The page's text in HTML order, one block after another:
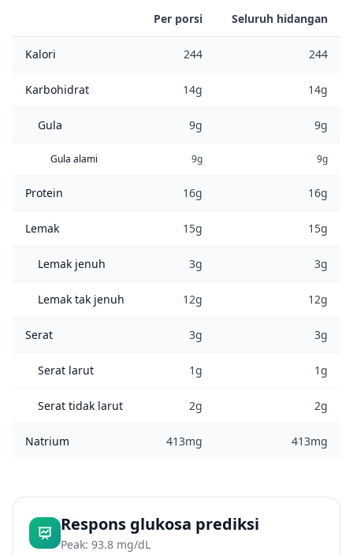
Per porsi Seluruh hidangan
Kalori 244 244
Karbohidrat 14g 14g
Gula 9g 9g
Gula alami 9g 9g
Protein 16g 16g
Lemak 15g 15g
Lemak jenuh 3g 3g
Lemak tak jenuh 12g 12g
Serat 3g 3g
Serat larut 1g 1g
Serat tidak larut 2g 2g
Natrium 413mg 413mg
Respons glukosa prediksi
Peak: 93.8 mg/dL